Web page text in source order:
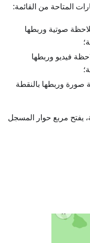
المتاحة من القائمة:
صوتية وربطها
فيديو وربطها
صورة وربطها بالنقطة
يفتح مربع حوار المسجل